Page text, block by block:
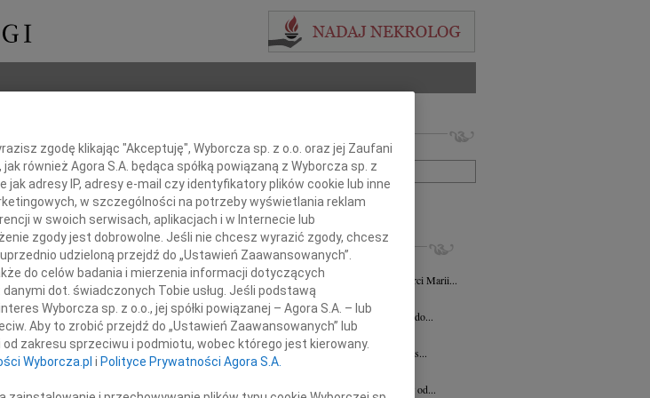
Imię i nazwisko lub numer ogłoszenia:
+ szukanie zaawansowane
INNE NEKROLOGI
Maria Pittner 03.07.2026Katowice
WSPOMNIENIE Z okazji 11 rocznicy śmierci Marii...
Jerzy Strużyna 16.02.2026
Z głębokim żalem zawiadamiamy o odejściu do...
Kazimierz Werecki
04.02.2026
W dniu 31 stycznia 2026 roku odszedł od nas...
29.01.2026
Z głębokim żalem zawiadamiamy, że odszedł od...
zgodę klikając "Akceptuję", Wyborcza sp. z o.o. oraz jej Zaufani
również Agora S.A. będąca spółką powiązaną z Wyborcza sp. z
adresy IP, adresy e-mail czy identyfikatory plików cookie lub inne
w szczególności na potrzeby wyświetlania reklam
w swoich serwisach, aplikacjach i w Internecie lub
zgody jest dobrowolne. Jeśli nie chcesz wyrazić zgody, chcesz
udzieloną przejdź do „Ustawień Zaawansowanych”.
do celów badania i mierzenia informacji dotyczących
dot. świadczonych Tobie usług. Jeśli podstawą
Wyborcza sp. z o.o., jej spółki powiązanej – Agora S.A. – lub
Aby to zrobić przejdź do „Ustawień Zaawansowanych” lub
zakresu sprzeciwu i podmiotu, wobec którego jest kierowany.
Wyborcza.pl i Polityce Prywatności Agora S.A.